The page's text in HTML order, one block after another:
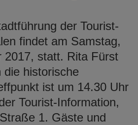
der Tourist-
findet am Samstag,
2017, statt. Rita Fürst
historische
ist um 14.30 Uhr
Tourist-Information,
1. Gäste und